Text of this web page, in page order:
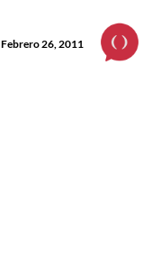
Febrero 26, 2011